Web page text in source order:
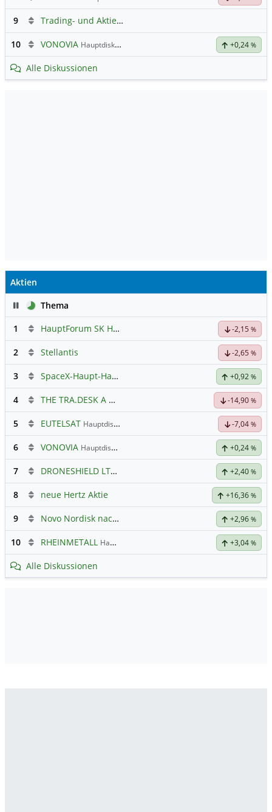
9 Trading- und Aktien-Chat
10 VONOVIA Hauptdiskussion +0,24 %
Alle Diskussionen
Aktien
PauseThema
1
HauptForum SK HYNIC -2,15 %
2 Stellantis -2,65 %
3 SpaceX-Haupt-Hauptforum +0,92 %
4 THE TRA.DESK A DL-,000001 -14,90 %
5 EUTELSAT Hauptdiskussion -7,04 %
6 VONOVIA Hauptdiskussion +0,24 %
7 DRONESHIELD LTD +2,40 %
8 neue Hertz Aktie +16,36 %
9 Novo Nordisk nach Split +2,96 %
10 RHEINMETALL Hauptdiskussion +3,04 %
Alle Diskussionen